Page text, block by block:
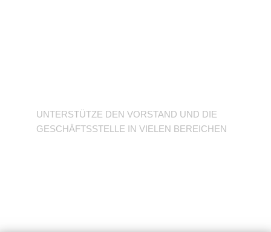
UNTERSTÜTZE DEN VORSTAND UND DIE
GESCHÄFTSSTELLE IN VIELEN BEREICHEN